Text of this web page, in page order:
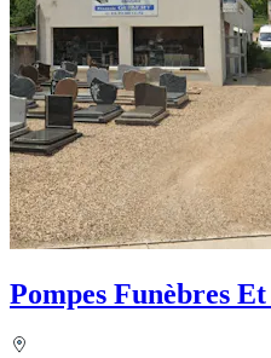
Pompes Funèbres